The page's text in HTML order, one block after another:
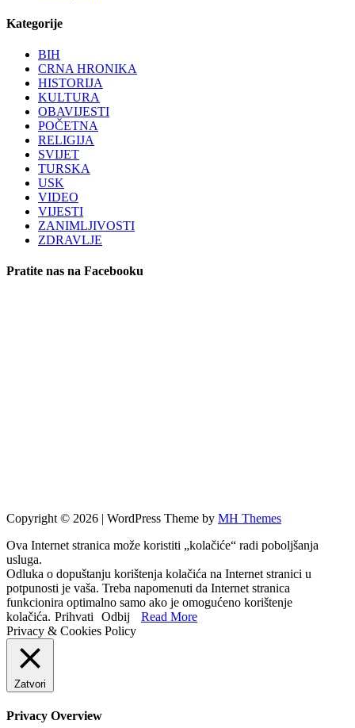
Kategorije
BIH
CRNA HRONIKA
HISTORIJA
KULTURA
OBAVIJESTI
POČETNA
RELIGIJA
SVIJET
TURSKA
USK
VIDEO
VIJESTI
ZANIMLJIVOSTI
ZDRAVLJE
Pratite nas na Facebooku
Copyright © 2026 | WordPress Theme by MH Themes
Ova Internet stranica može koristiti „kolačiće“ radi poboljšanja
usluga.
Odluka o dopuštanju korištenja kolačića na Internet stranici u
potpunosti je vaša. Treba napomenuti da Internet stranica
funkcionira optimalno samo ako je omogućeno korištenje
kolačića. Prihvati Odbij
Read More
Privacy & Cookies Policy
Zatvori
Privacy Overview